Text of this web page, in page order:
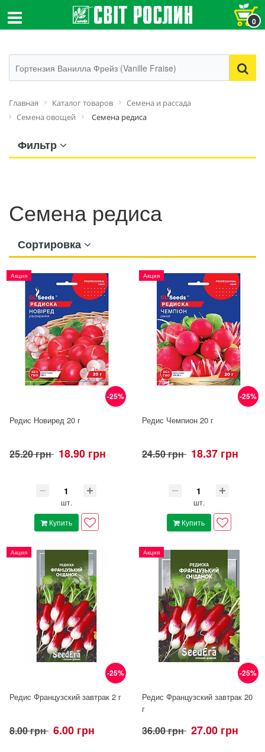
0
Главная Каталог товаров
Семена и рассада
Семена овощей
Семена редиса
Фильтр
Семена редиса
Сортировка
-25%
Акция
Редис Новиред 20 г
25.20 грн 18.90 грн
шт.
Купить
-25%
Акция
Редис Чемпион 20 г
24.50 грн 18.37 грн
шт.
Купить
-25%
Акция
Редис Французский завтрак 2 г
8.00 грн 6.00 грн
-25%
Акция
Редис Французский завтрак 20
г
36.00 грн 27.00 грн